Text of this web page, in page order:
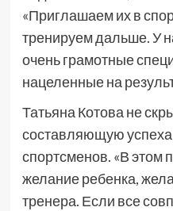
«Приглашаем их в
тренируем дальше. У
очень грамотные
нацеленные на
Татьяна Котова не
составляющую
спортсменов. «В этом
желание ребенка,
тренера. Если все